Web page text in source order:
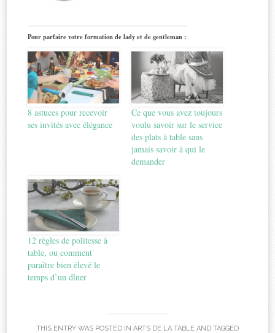
Pour parfaire votre formation de lady et de gentleman :
8 astuces pour recevoir
ses invités avec élégance
Ce que vous avez toujours
voulu savoir sur le service
des plats à table sans
jamais savoir à qui le
demander
12 règles de politesse à
table, ou comment
paraître bien élevé le
temps d’un dîner
THIS ENTRY WAS POSTED IN ARTS DE LA TABLE AND TAGGED